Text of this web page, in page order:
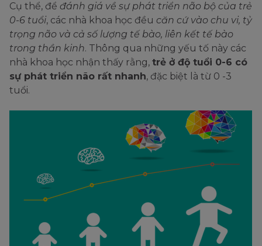
Cụ thể, để đánh giá về sự phát triển não bộ của trẻ
0-6 tuổi, các nhà khoa học đều căn cứ vào chu vi, tỷ
trọng não và cả số lượng tế bào, liên kết tế bào
trong thần kinh. Thông qua những yếu tố này các
nhà khoa học nhận thấy rằng, trẻ ở độ tuổi 0-6 có
sự phát triển não rất nhanh, đặc biệt là từ 0 -3
tuổi.